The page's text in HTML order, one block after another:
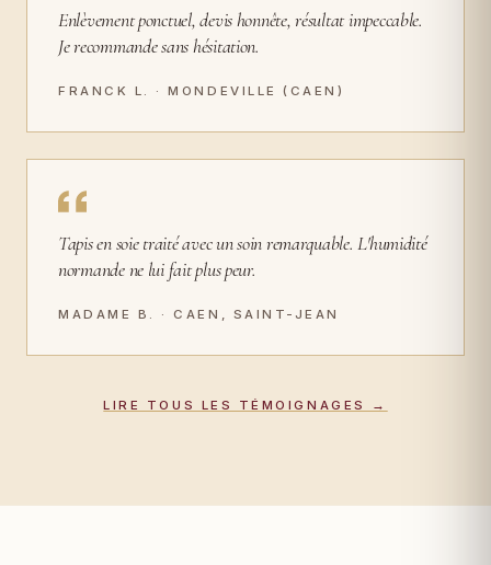
Enlèvement ponctuel, devis honnête, résultat impeccable.
Je recommande sans hésitation.
FRANCK L. · MONDEVILLE (CAEN)
Tapis en soie traité avec un soin remarquable. L'humidité
normande ne lui fait plus peur.
MADAME B. · CAEN, SAINT-JEAN
LIRE TOUS LES TÉMOIGNAGES →